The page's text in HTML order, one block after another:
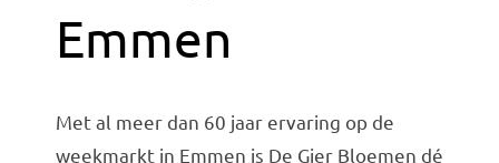
Emmen
Met al meer dan 60 jaar ervaring op de
weekmarkt in Emmen is De Gier Bloemen dé